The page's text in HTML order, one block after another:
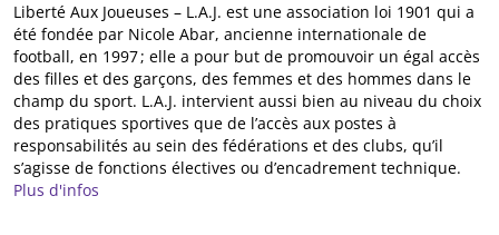
Liberté Aux Joueuses – L.A.J. est une association loi 1901 qui a
été fondée par Nicole Abar, ancienne internationale de
football, en 1997 ; elle a pour but de promouvoir un égal accès
des filles et des garçons, des femmes et des hommes dans le
champ du sport. L.A.J. intervient aussi bien au niveau du choix
des pratiques sportives que de l’accès aux postes à
responsabilités au sein des fédérations et des clubs, qu’il
s’agisse de fonctions électives ou d’encadrement technique.
Plus d'infos